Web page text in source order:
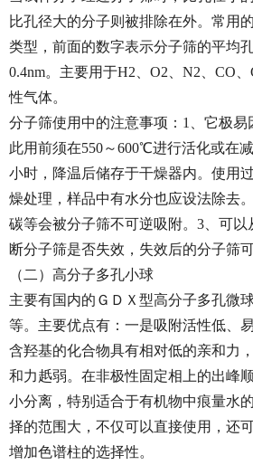
比孔径大的分子则被排除在外。常用
类型，前面的数字表示分子筛的平均
0.4nm。主要用于H2、O2、N2、CO
性气体。
分子筛使用中的注意事项：1、它极易
此用前须在550～600℃进行活化或在
小时，降温后储存于干燥器内。使用
燥处理，样品中有水分也应设法除去
碳等会被分子筛不可逆吸附。3、可以
断分子筛是否失效，失效后的分子筛
（二）高分子多孔小球
主要有国内的ＧＤＸ型高分子多孔微
等。主要优点有：一是吸附活性低、
含羟基的化合物具有相对低的亲和力
和力赿弱。在非极性固定相上的出峰
小分离，特别适合于有机物中痕量水
择的范围大，不仅可以直接使用，还
增加色谱柱的选择性。